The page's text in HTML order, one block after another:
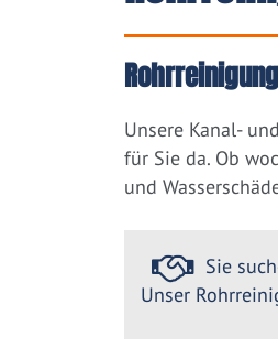
Unsere Kanal-
für Sie da. Ob
und
Sie
Unser